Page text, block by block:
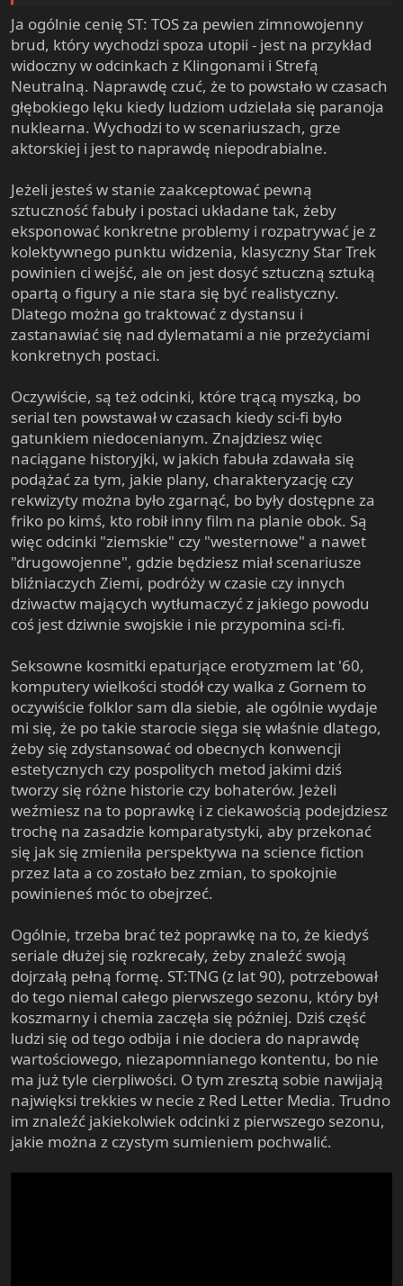
protagonistów serii w stylu „zabili go i uciekł”.
Część osób zwraca uwagę, że startrekowy kpt. Kirk także
wpisuje się w tę kategorię, aczkolwiek ja mam poważne
wątpliwości, czy można go z czystym sercem za taką
kreację uznać. Zalety Kirka często przemawiają jako
wady, jest kobieciarzem i typowym action manem, ale
często przez to popada w różne tarapaty i generalnie
zamiast ją zarżnąć łatwym rozwiązaniem. Z całą
pewnością jest postacią wyidealizowaną, tyle że
zaprojektowaną dość nietypowo, mianowicie
sprowadzoną do funkcji przywódczo-decyzyjnej. Co
charakterystyczne w Star Treku (ze starą załogą), zamiast
ludźmi (bądź Wolkanami) postaci są raczej
personifikacjami funkcji jakie pełnią.
W uproszczeniu: USS Enterprise stanowi niejako
organizm, nad którym pieczę sprawuje trio Kirk-Spock-
oficer naukowy symbolizuje aspekt poznawczy statku,
McCoy jako lekarz darzący troską nawet ginących
masowo noname’owych redshirtów, ale też i kosmitów,
czyli kogoś spoza okrętu – empatyczno-moralną, Kirk
natomiast jako kapitan uzgadnia aspekt moralny z
poznawczym i ogólnie decyduje o kierunku działania,
zazwyczaj kompromisowym, odebrawszy informacje z
obu tych źródeł, często sprzecznych i walczących między
sobą o prymat. Koordynuje odpowiednio dążenia Spocka
i McCoya, ustalając aktualne priorytety. Każdy z tych
bohaterów solo żadną Mary Sue nie jest i być nie może.
Często z powodu swoich ograniczeń i zredukowania do
wymienionej funkcji, w pojedynkę nie jest w stanie
bez wiedzy Spocka i sumienia McCoya też bywał
odpałowy. Dopiero w kupie, grając swoją rolę, ten tercet
w jakimś sensie staje się zbiorową Mary Sue, która jest w
stanie wyjść z każdej opresji. Zbytnią tego łatwość można
z kolei opóźnić, rozdzielając lub od czasu do czasu,
konfliktując ze sobą protagonistów.
Ta ich papierowa konstrukcja stanowi raczej celowy
zabieg moralizatorski, niż niedostatek wynikający z
nieumiejętności pisania postaci. Zresztą starego Treka,
mimo tego uporczywie kolektywisteczno-
komplementarnego przesłania, da się obejrzeć,
natomiast lektura wielu fanfików graniczy z
natrętnego masochizmu.​
Ja ogólnie cenię ST: TOS za pewien zimnowojenny
brud, który wychodzi spoza utopii - jest na przykład
widoczny w odcinkach z Klingonami i Strefą
Neutralną. Naprawdę czuć, że to powstało w czasach
głębokiego lęku kiedy ludziom udzielała się paranoja
nuklearna. Wychodzi to w scenariuszach, grze
aktorskiej i jest to naprawdę niepodrabialne.
Jeżeli jesteś w stanie zaakceptować pewną
sztuczność fabuły i postaci układane tak, żeby
eksponować konkretne problemy i rozpatrywać je z
kolektywnego punktu widzenia, klasyczny Star Trek
powinien ci wejść, ale on jest dosyć sztuczną sztuką
opartą o figury a nie stara się być realistyczny.
Dlatego można go traktować z dystansu i
zastanawiać się nad dylematami a nie przeżyciami
konkretnych postaci.
Oczywiście, są też odcinki, które trącą myszką, bo
serial ten powstawał w czasach kiedy sci-fi było
gatunkiem niedocenianym. Znajdziesz więc
naciągane historyjki, w jakich fabuła zdawała się
podążać za tym, jakie plany, charakteryzację czy
rekwizyty można było zgarnąć, bo były dostępne za
friko po kimś, kto robił inny film na planie obok. Są
więc odcinki "ziemskie" czy "westernowe" a nawet
"drugowojenne", gdzie będziesz miał scenariusze
bliźniaczych Ziemi, podróży w czasie czy innych
dziwactw mających wytłumaczyć z jakiego powodu
coś jest dziwnie swojskie i nie przypomina sci-fi.
Seksowne kosmitki epaturjące erotyzmem lat '60,
komputery wielkości stodół czy walka z Gornem to
oczywiście folklor sam dla siebie, ale ogólnie wydaje
mi się, że po takie starocie sięga się właśnie dlatego,
żeby się zdystansować od obecnych konwencji
estetycznych czy pospolitych metod jakimi dziś
tworzy się różne historie czy bohaterów. Jeżeli
weźmiesz na to poprawkę i z ciekawością podejdziesz
trochę na zasadzie komparatystyki, aby przekonać
się jak się zmieniła perspektywa na science fiction
przez lata a co zostało bez zmian, to spokojnie
powinieneś móc to obejrzeć.
Ogólnie, trzeba brać też poprawkę na to, że kiedyś
seriale dłużej się rozkrecały, żeby znaleźć swoją
dojrzałą pełną formę. ST:TNG (z lat 90), potrzebował
do tego niemal całego pierwszego sezonu, który był
koszmarny i chemia zaczęła się później. Dziś część
ludzi się od tego odbija i nie dociera do naprawdę
wartościowego, niezapomnianego kontentu, bo nie
ma już tyle cierpliwości. O tym zresztą sobie nawijają
najwięksi trekkies w necie z Red Letter Media. Trudno
im znaleźć jakiekolwiek odcinki z pierwszego sezonu,
jakie można z czystym sumieniem pochwalić.